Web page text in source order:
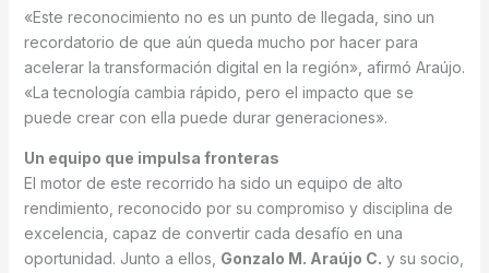
«Este reconocimiento no es un punto de llegada, sino un
recordatorio de que aún queda mucho por hacer para
acelerar la transformación digital en la región», afirmó Araújo.
«La tecnología cambia rápido, pero el impacto que se
puede crear con ella puede durar generaciones».
Un equipo que impulsa fronteras
El motor de este recorrido ha sido un equipo de alto
rendimiento, reconocido por su compromiso y disciplina de
excelencia, capaz de convertir cada desafío en una
oportunidad. Junto a ellos, Gonzalo M. Araújo C. y su socio,